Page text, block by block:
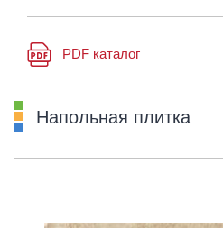
PDF каталог
Напольная плитка